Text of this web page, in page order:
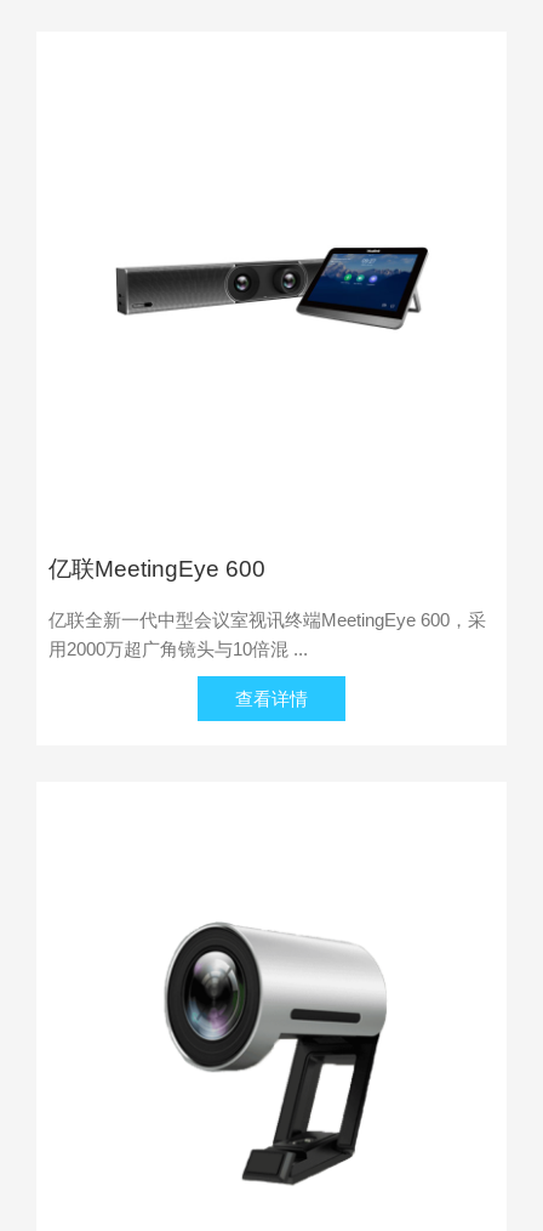
亿联MeetingEye 600
亿联全新一代中型会议室视讯终端MeetingEye 600，采
用2000万超广角镜头与10倍混 ...
查看详情